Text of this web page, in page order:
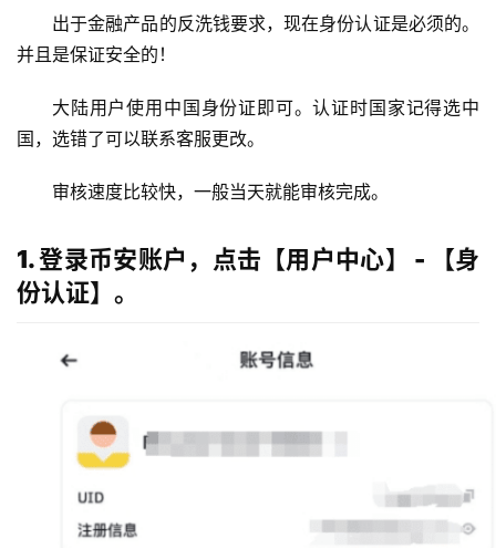
出于金融产品的反洗钱要求，现在身份认证是必须的。
并且是保证安全的！
大陆用户使用中国身份证即可。认证时国家记得选中
国，选错了可以联系客服更改。
审核速度比较快，一般当天就能审核完成。
1. 登录币安账户，点击【用户中心】 - 【身
份认证】。